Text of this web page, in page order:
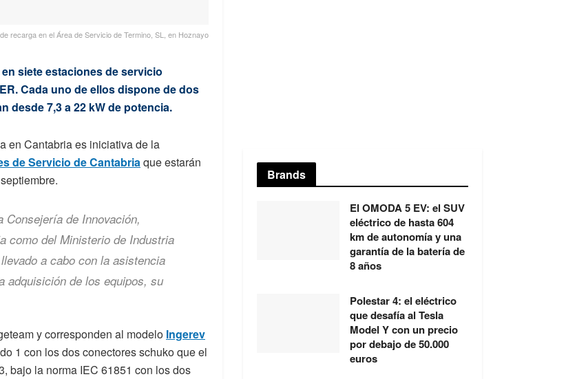
recarga en el Área de Servicio de Termino, SL, en Hoznayo
siete estaciones de servicio
Cada uno de ellos dispone de dos
desde 7,3 a 22 kW de potencia.
en Cantabria es iniciativa de la
de Servicio de Cantabriaque estarán
Consejería de Innovación,
como del Ministerio de Industria
a cabo con la asistencia
adquisición de los equipos, su
y corresponden al modelo Ingerev
1 con los dos conectores schuko que el
bajo la norma IEC 61851 con los dos
Brands
El OMODA 5 EV: el SUV
eléctrico de hasta 604
km de autonomía y una
garantía de la batería de
8 años
Polestar 4: el eléctrico
que desafía al Tesla
Model Y con un precio
por debajo de 50.000
euros